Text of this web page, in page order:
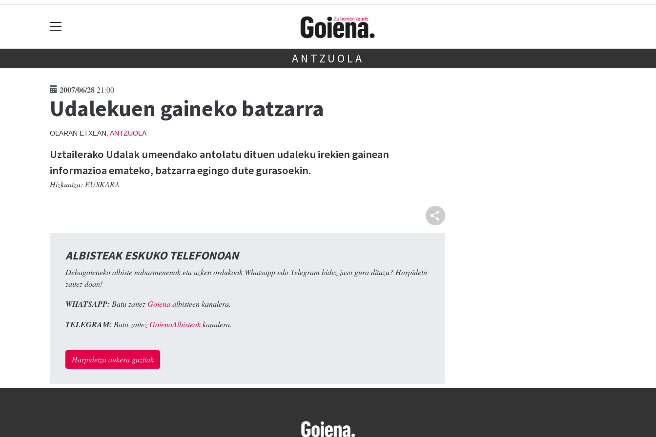
ANTZUOLA
2007/06/2821:00
Udalekuen gaineko batzarra
OLARAN ETXEAN, ANTZUOLA
Uztailerako Udalak umeendako antolatu dituen udaleku irekien gainean
informazioa emateko, batzarra egingo dute gurasoekin.
Hizkuntza: EUSKARA
ALBISTEAK ESKUKO TELEFONOAN
Debagoieneko albiste nabarmenenak eta azken ordukoak Whatsapp edo Telegram bidez jaso gura dituzu? Harpidetu
zaitez doan!
WHATSAPP: Batu zaitezGoienaalbisteen kanalera.
TELEGRAM: Batu zaitezGoienaAlbisteakkanalera.
Harpidetza aukera guztiak